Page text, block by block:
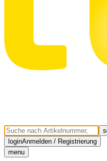
loginAnmelden / Registrierung
menu